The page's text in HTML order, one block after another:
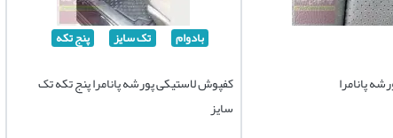
پانامرا
بادوام تک سایز پنج تکه
کفپوش لاستیکی پورشه پانامرا پنج تکه تک
سایز